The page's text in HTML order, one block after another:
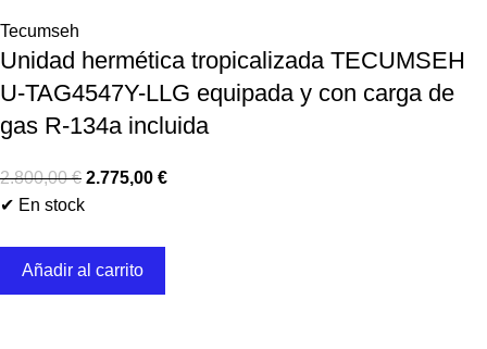
Tecumseh
Unidad hermética tropicalizada TECUMSEH
U-TAG4547Y-LLG equipada y con carga de
gas R-134a incluida
2.800,00€ 2.775,00 €
✔ En stock
Añadir al carrito